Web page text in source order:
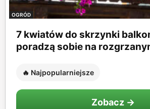
OGRÓD
7 kwiatów do skrzynki
poradzą sobie na
🔥 Najpopularniejsze
Zobacz →